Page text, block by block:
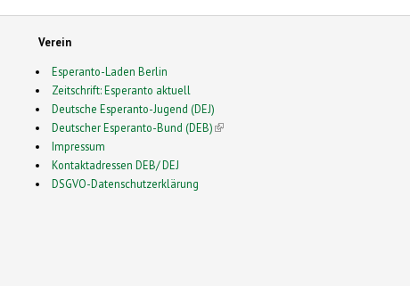
Verein
Esperanto-Laden Berlin
Zeitschrift: Esperanto aktuell
Deutsche Esperanto-Jugend (DEJ)
Deutscher Esperanto-Bund (DEB)(link is external)
Impressum
Kontaktadressen DEB/ DEJ
DSGVO-Datenschutzerklärung